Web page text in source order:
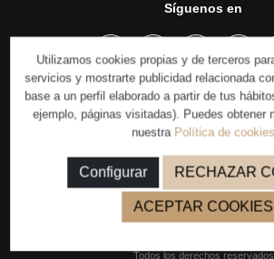
Utilizamos cookies propias y de terceros
servicios y mostrarte publicidad relacionada
base a un perfil elaborado a partir de tus
ejemplo, páginas visitadas). Puedes obtener
nuestra Política de cookies
Configurar RECHAZAR
ACEPTAR COOKIES
Síguenos en
También puedes
Todos los derechos reservados